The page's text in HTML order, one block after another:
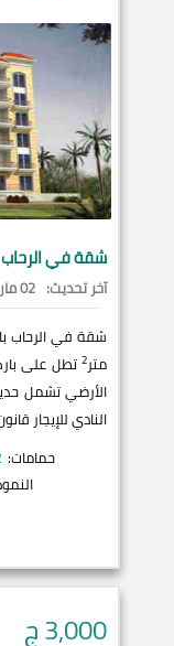
شقة فيالرحاب
آخر تحديث: 02 مارس 2017
شقة في الرحاب
متر2
الأرضي تشمل حديقة
النادي للإيجار قانون جديد 4,000 جنيه و مده
حمامات:
3,000ج